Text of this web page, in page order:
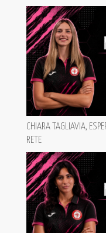
CHIARA TAGLIAVIA,
RETE